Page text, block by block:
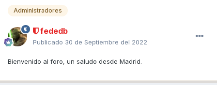
Administradores
fededb
Publicado 30 de Septiembre del 2022
Bienvenido al foro, un saludo desde Madrid.